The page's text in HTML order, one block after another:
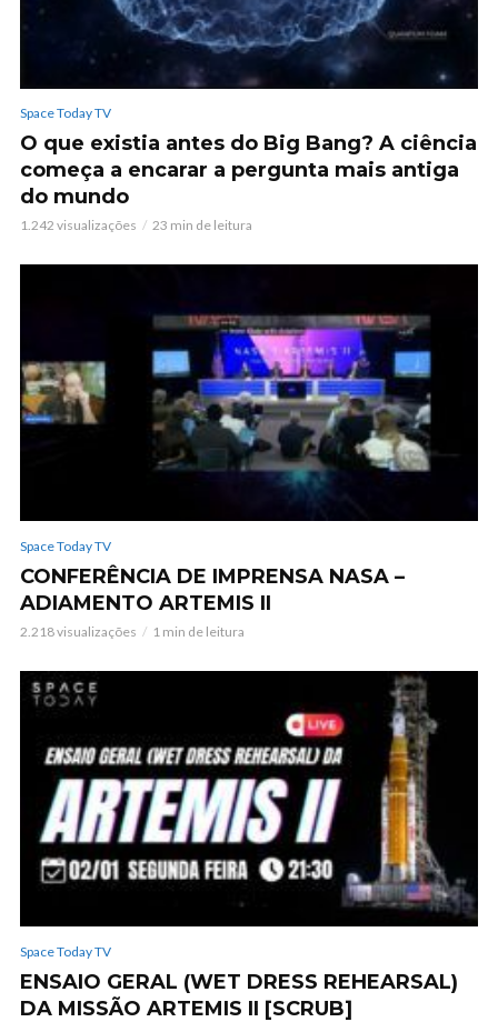
Space Today TV
O que existia antes do Big Bang? A ciência
começa a encarar a pergunta mais antiga
do mundo
1.242 visualizações 23 min de leitura
Space Today TV
CONFERÊNCIA DE IMPRENSA NASA –
ADIAMENTO ARTEMIS II
2.218 visualizações 1 min de leitura
Space Today TV
ENSAIO GERAL (WET DRESS REHEARSAL)
DA MISSÃO ARTEMIS II [SCRUB]